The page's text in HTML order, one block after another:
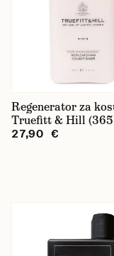
Regenerator za
Truefitt & Hill
27,90 €